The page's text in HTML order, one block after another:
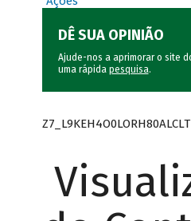
DÊ SUA OPINIÃO
Ajude-nos a aprimorar o site
uma rápida pesquisa.